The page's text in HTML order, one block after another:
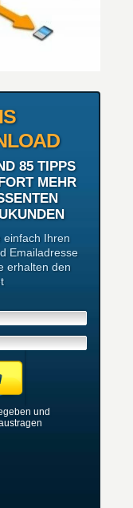
85 TIPPS
MEHR
einfach Ihren
Emailadresse
erhalten den
und